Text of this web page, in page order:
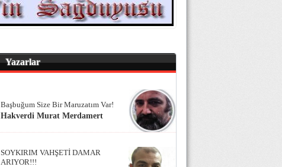
Yazarlar
Başbuğum Size Bir Maruzatım Var!
Hakverdi Murat Merdamert
SOYKIRIM VAHŞETİ DAMAR
ARIYOR!!!